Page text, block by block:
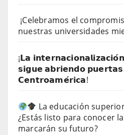
¡Celebramos el
nuestras universidades
¡𝗟𝗮
𝘀𝗶𝗴𝘂𝗲 𝗮𝗯𝗿𝗶𝗲𝗻𝗱𝗼
𝗖𝗲𝗻𝘁𝗿𝗼𝗮𝗺𝗲́𝗿𝗶𝗰𝗮!
La educación
¿Estás listo para conocer
marcarán su futuro?